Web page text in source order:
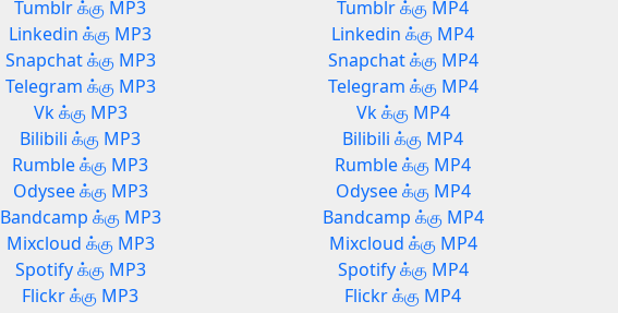
Tumblr க்கு MP3
Linkedin க்கு MP3
Snapchat க்கு MP3
Telegram க்கு MP3
Vk க்கு MP3
Bilibili க்கு MP3
Rumble க்கு MP3
Odysee க்கு MP3
Bandcamp க்கு MP3
Mixcloud க்கு MP3
Spotify க்கு MP3
Flickr க்கு MP3
Tumblr க்கு MP4
Linkedin க்கு MP4
Snapchat க்கு MP4
Telegram க்கு MP4
Vk க்கு MP4
Bilibili க்கு MP4
Rumble க்கு MP4
Odysee க்கு MP4
Bandcamp க்கு MP4
Mixcloud க்கு MP4
Spotify க்கு MP4
Flickr க்கு MP4